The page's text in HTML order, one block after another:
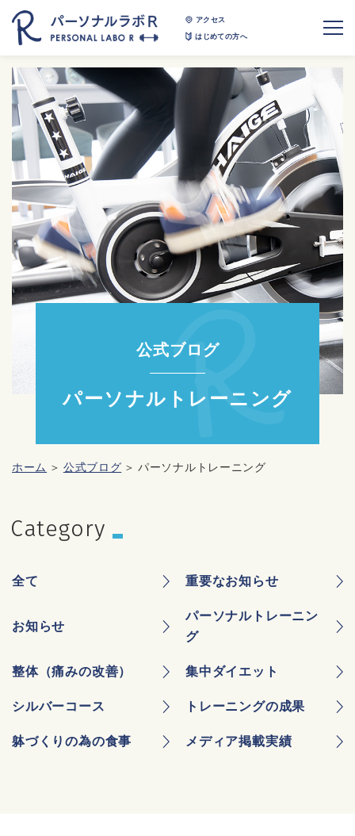
アクセス
はじめての方へ
公式ブログ
パーソナルトレーニング
ホーム 公式ブログ パーソナルトレーニング
全て 重要なお知らせ
お知らせ
パーソナルトレーニン
グ
整体（痛みの改善） 集中ダイエット
シルバーコース トレーニングの成果
躰づくりの為の食事 メディア掲載実績